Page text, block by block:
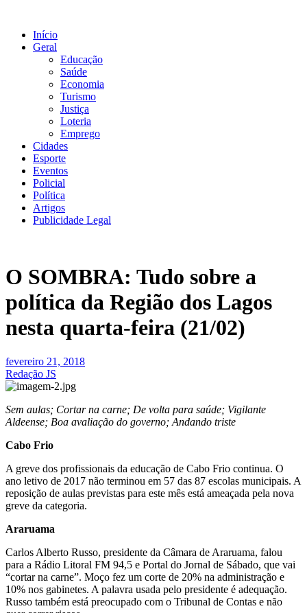
conteúdo
Início
Geral
Educação
Saúde
Economia
Turismo
Justiça
Loteria
Emprego
Cidades
Esporte
Eventos
Policial
Política
Artigos
Publicidade Legal
O SOMBRA: Tudo sobre a
política da Região dos Lagos
nesta quarta-feira (21/02)
fevereiro 21, 2018
Redação JS
Sem aulas; Cortar na carne; De volta para saúde; Vigilante
Aldeense; Boa avaliação do governo; Andando triste
Cabo Frio
A greve dos profissionais da educação de Cabo Frio continua. O
ano letivo de 2017 não terminou em 57 das 87 escolas municipais. A
reposição de aulas previstas para este mês está ameaçada pela nova
greve da categoria.
Araruama
Carlos Alberto Russo, presidente da Câmara de Araruama, falou
para a Rádio Litoral FM 94,5 e Portal do Jornal de Sábado, que vai
“cortar na carne”. Moço fez um corte de 20% na administração e
10% nos gabinetes. A palavra usada pelo presidente é adequação.
Russo também está preocupado com o Tribunal de Contas e não